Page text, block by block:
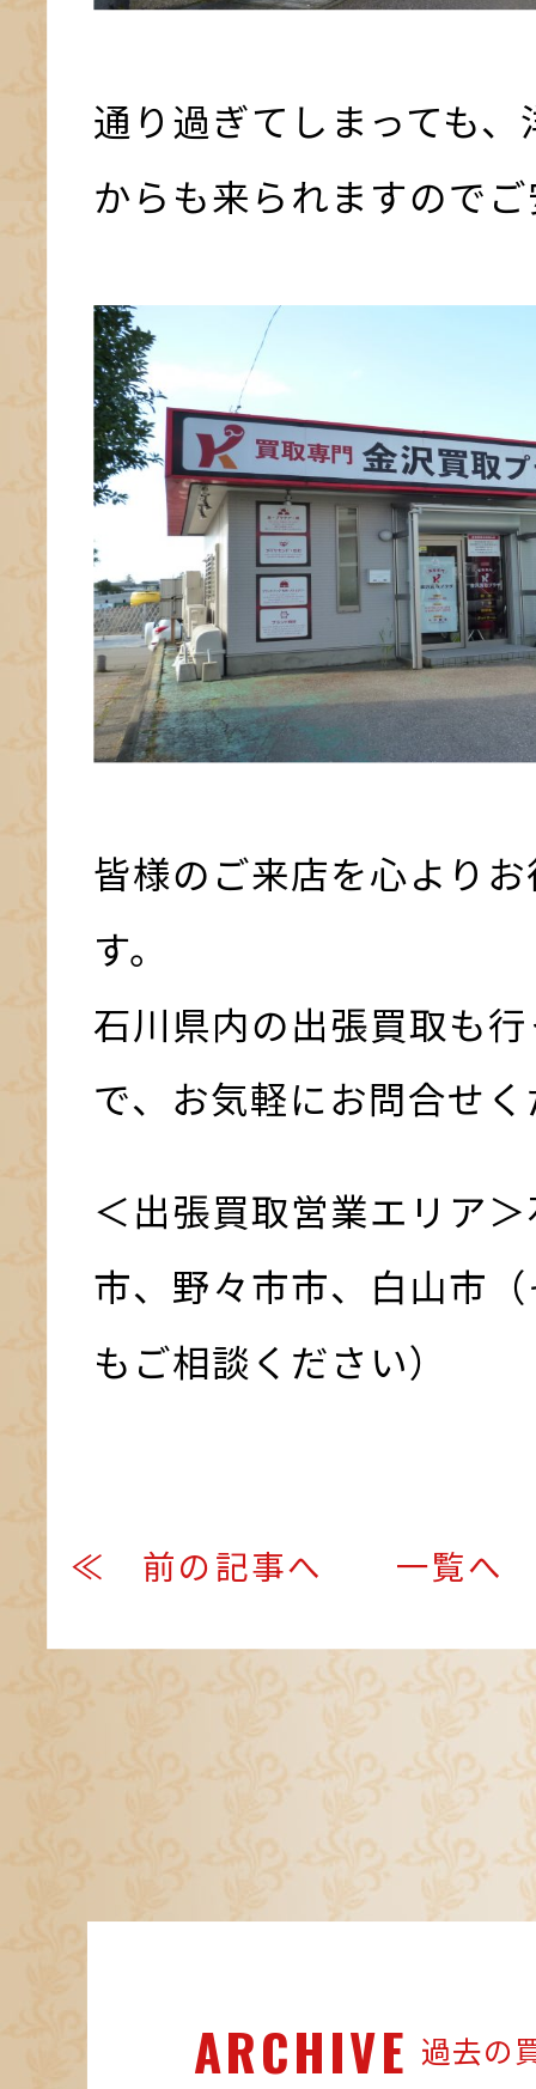
通り過ぎてしまっても
からも来られますので
皆様のご来店を心より
す。
石川県内の出張買取も
で、お気軽にお問合せ
＜出張買取営業エリア
市、野々市市、白山市
もご相談ください）
≪ 前の記事へ 一覧へ
ARCHIVE 過去の